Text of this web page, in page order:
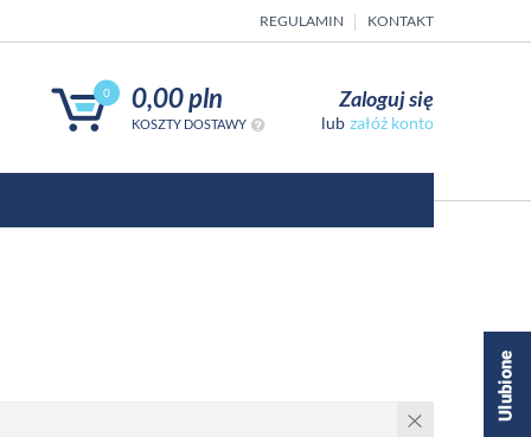
REGULAMIN KONTAKT
0 0,00 pln
KOSZTY DOSTAWY
Zaloguj się
załóż konto